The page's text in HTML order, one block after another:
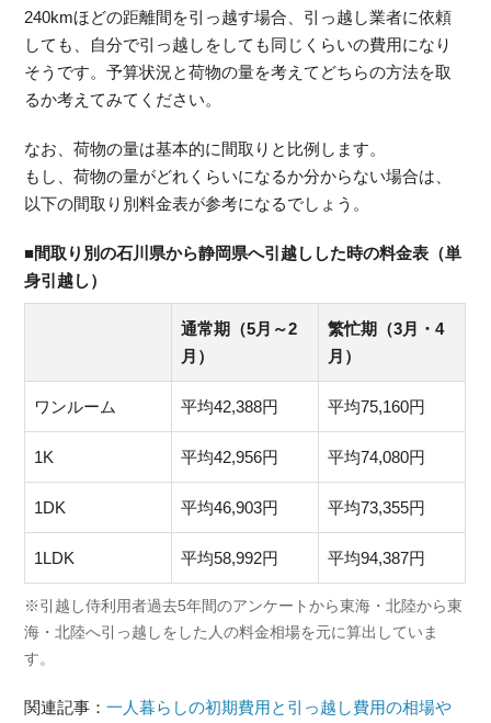
240kmほどの距離間を引っ越す場合、引っ越し業者に依頼
しても、自分で引っ越しをしても同じくらいの費用になり
そうです。予算状況と荷物の量を考えてどちらの方法を取
るか考えてみてください。
なお、荷物の量は基本的に間取りと比例します。
もし、荷物の量がどれくらいになるか分からない場合は、
以下の間取り別料金表が参考になるでしょう。
■間取り別の石川県から静岡県へ引越しした時の料金表（単
身引越し）
通常期（5月～2
月）
繁忙期（3月・4
月）
ワンルーム 平均42,388円 平均75,160円
1K 平均42,956円 平均74,080円
1DK 平均46,903円 平均73,355円
1LDK 平均58,992円 平均94,387円
※引越し侍利用者過去5年間のアンケートから東海・北陸から東
海・北陸へ引っ越しをした人の料金相場を元に算出していま
す。
関連記事：一人暮らしの初期費用と引っ越し費用の相場や